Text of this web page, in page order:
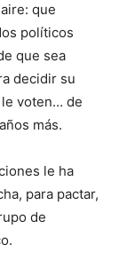
que
políticos
que sea
decidir su
voten… de
más.
le ha
para pactar,
de